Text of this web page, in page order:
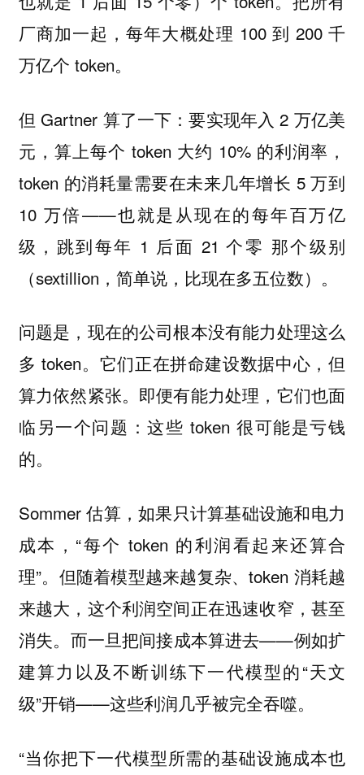
厂商加一起，每年大概处理 100 到 200 千
万亿个 token。
但 Gartner 算了一下：要实现年入 2 万亿美
元，算上每个 token 大约 10% 的利润率，
token 的消耗量需要在未来几年增长 5 万到
10 万倍——也就是从现在的每年百万亿
级，跳到每年 1 后面 21 个零 那个级别
（sextillion，简单说，比现在多五位数）。
问题是，现在的公司根本没有能力处理这么
多 token。它们正在拼命建设数据中心，但
算力依然紧张。即便有能力处理，它们也面
临另一个问题：这些 token 很可能是亏钱
的。
Sommer 估算，如果只计算基础设施和电力
成本，“每个 token 的利润看起来还算合
理”。但随着模型越来越复杂、token 消耗越
来越大，这个利润空间正在迅速收窄，甚至
消失。而一旦把间接成本算进去——例如扩
建算力以及不断训练下一代模型的“天文
级”开销——这些利润几乎被完全吞噬。
“当你把下一代模型所需的基础设施成本也